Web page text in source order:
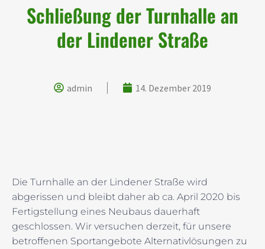
Schließung der Turnhalle an
der Lindener Straße
admin 14. Dezember 2019
Die Turnhalle an der Lindener Straße wird
abgerissen und bleibt daher ab ca. April 2020 bis
Fertigstellung eines Neubaus dauerhaft
geschlossen. Wir versuchen derzeit, für unsere
betroffenen Sportangebote Alternativlösungen zu